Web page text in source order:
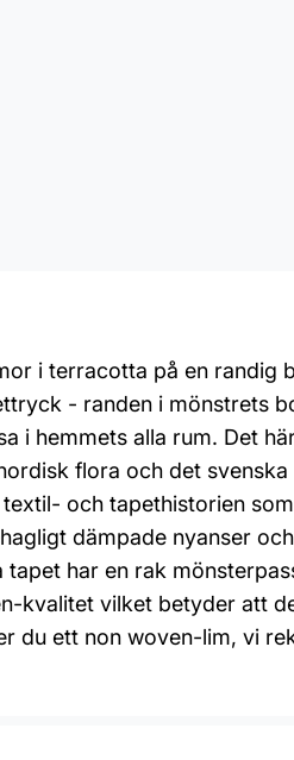
i terracotta på en randig
- randen i mönstrets
i hemmets alla rum. Det
flora och det
och tapethistorien
dämpade nyanser
har en rak
kvalitet vilket betyder att
du ett non woven-lim, vi